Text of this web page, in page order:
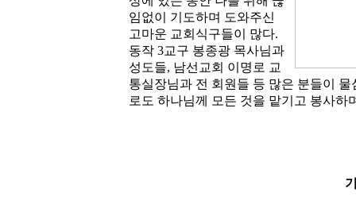
임없이 기도하며 도와주신
고마운 교회식구들이 많다.
동작 3교구 봉종광 목사님과
성도들, 남선교회 이명로 교
통실장님과 전 회원들 등 많은 분들이
로도 하나님께 모든 것을 맡기고 봉사